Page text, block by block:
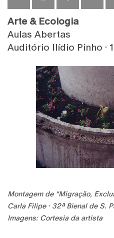
Arte & Ecologia
Aulas Abertas
Auditório Ilídio Pinho ·
Montagem de “Migração,
Carla Filipe · 32ª Bienal de S.
Imagens: Cortesia da artista